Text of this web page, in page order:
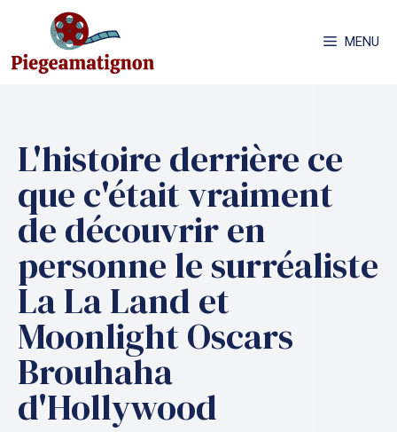
contenu
MENU
L'histoire derrière ce
que c'était vraiment
de découvrir en
personne le surréaliste
La La Land et
Moonlight Oscars
Brouhaha
d'Hollywood